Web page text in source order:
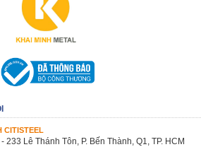
CITISTEEL
233 Lê Thánh Tôn, P. Bến Thành, Q1, TP. HCM